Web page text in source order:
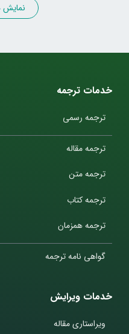
خدمات ترجمه
ترجمه رسمی
ترجمه مقاله
ترجمه متن
ترجمه کتاب
ترجمه همزمان
گواهی نامه ترجمه
خدمات ویرایش
ویراستاری مقاله